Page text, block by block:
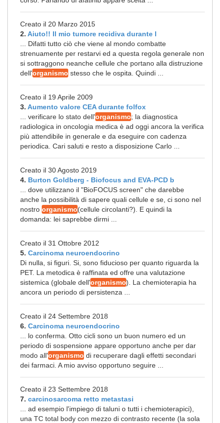
Creato il 20 Marzo 2015
2. Aiuto!! Il mio tumore recidiva durante l
... Difatti tutto ciò che viene al mondo combatte
strenuamente per restarvi ed a questa regola generale non
si sottraggono neanche cellule che portano alla distruzione
dell'organismo stesso che le ospita. Quindi ...
Creato il 19 Aprile 2009
3. Aumento valore CEA durante folfox
... verificare lo stato dell'organismo; la diagnostica
radiologica in oncologia medica è ad oggi ancora la verifica
più attendibile in generale e da eseguire con cadenza
periodica. Cari saluti e resto a disposizione Carlo ...
Creato il 30 Agosto 2019
4. Burton Goldberg - Biofocus and EVA-PCD b
... dove utilizzano il "BioFOCUS screen" che darebbe
anche la possibilità di sapere quali cellule e se, ci sono nel
nostro organismo(cellule circolanti?). E quindi la
domanda: lei saprebbe dirmi ...
Creato il 31 Ottobre 2012
5. Carcinoma neuroendocrino
Di nulla, si figuri. Si, sono fiducioso per quanto riguarda la
PET. La metodica è raffinata ed offre una valutazione
sistemica (globale dell'organismo). La chemioterapia ha
ancora un periodo di persistenza ...
Creato il 24 Settembre 2018
6. Carcinoma neuroendocrino
... lo conferma. Otto cicli sono un buon numero ed un
periodo di sospensione appare opportuno anche per dar
modo all'organismo di recuperare dagli effetti secondari
dei farmaci. A mio avviso opportuno seguire ...
Creato il 23 Settembre 2018
7. carcinosarcoma retto metastasi
... ad esempio l'impiego di taluni o tutti i chemioterapici),
una TC total body con mezzo di contrasto recente (la sola